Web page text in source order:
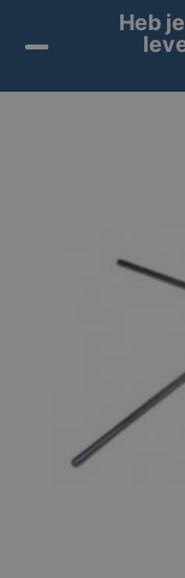
Home Producten
Heb je